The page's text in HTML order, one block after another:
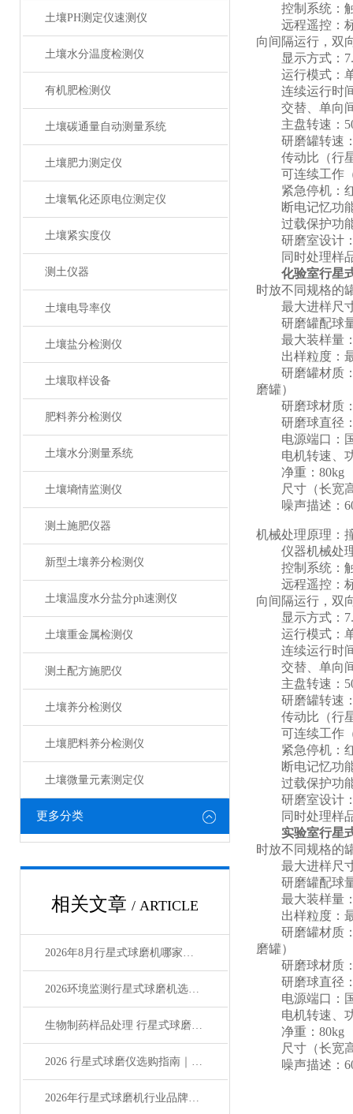
土壤PH测定仪速测仪
土壤水分温度检测仪
有机肥检测仪
土壤碳通量自动测量系统
土壤肥力测定仪
土壤氧化还原电位测定仪
土壤紧实度仪
测土仪器
土壤电导率仪
土壤盐分检测仪
土壤取样设备
肥料养分检测仪
土壤水分测量系统
土壤墒情监测仪
测土施肥仪器
新型土壤养分检测仪
土壤温度水分盐分ph速测仪
土壤重金属检测仪
测土配方施肥仪
土壤养分检测仪
土壤肥料养分检测仪​
土壤微量元素测定仪
更多分类
相关文章 / ARTICLE
2026年8月行星式球磨机哪家强？三大-品牌深度评测
2026环境监测行星式球磨机选型指南
生物制药样品处理 行星式球磨机怎么选
2026 行星式球磨仪选购指南｜品牌排行 +行星式球磨仪深度测评
2026年行星式球磨机行业品牌榜单及产品全解析
控制系统：触
远程遥控：标
向间隔运行，双
显示方式：7.0
运行模式：单
连续运行时间
交替、单向间
主盘转速：
研磨罐转速：
传动比（行星
可连续工作（
紧急停机：红
断电记忆功能
过载保护功
研磨室设计：
同时处理样品
化验室行星
时放不同规格的
最大进样尺寸
研磨罐配球量
最大装样量：
出样粒度：最
研磨罐材质：
磨罐）
研磨球材质：
研磨球直径：3
电源端口：国
电机转速、功
净重：80kg
尺寸（长宽高
噪声描述：
机械处理原理：
仪器机械处理
控制系统：触
远程遥控：标
向间隔运行，双
显示方式：7.0
运行模式：单
连续运行时间
交替、单向间
主盘转速：
研磨罐转速：
传动比（行星
可连续工作（
紧急停机：红
断电记忆功能
过载保护功
研磨室设计：
同时处理样品
实验室行星
时放不同规格的
最大进样尺寸
研磨罐配球量
最大装样量：
出样粒度：最
研磨罐材质：
磨罐）
研磨球材质：
研磨球直径：3
电源端口：国
电机转速、功
净重：80kg
尺寸（长宽高
噪声描述：